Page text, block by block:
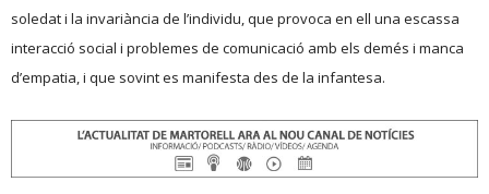
soledat i la invariància de l’individu, que provoca en ell una escassa
interacció social i problemes de comunicació amb els demés i manca
d’empatia, i que sovint es manifesta des de la infantesa.